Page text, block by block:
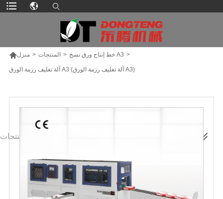
منزل > المنتجات > خط إنتاج ورق نسخ A3 >
آلة تغليف رزمة الورق A3 (آلة تغليف رزمة الورق A3)
المزيد من المنتجات